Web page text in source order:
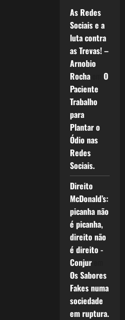
As Redes
Sociais e a
luta contra
as Trevas! –
Arnobio
Rochaem O
Paciente
Trabalho
para
Plantar o
Ódio nas
Redes
Sociais.
Direito
McDonald’s:
picanha não
é picanha,
direito não
é direito -
Conjurem
Os Sabores
Fakes numa
sociedade
em ruptura.